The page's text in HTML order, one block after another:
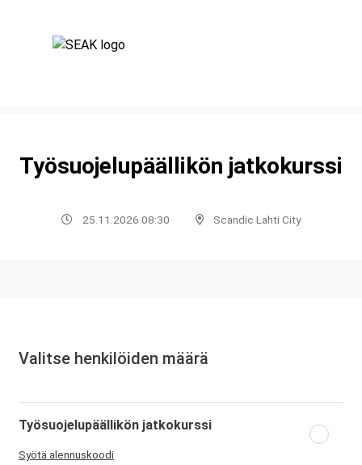
Työsuojelupäällikön jatkokurssi
25.11.2026 08:30 Scandic Lahti City
Valitse henkilöiden määrä
Työsuojelupäällikön jatkokurssi
Syötä alennuskoodi